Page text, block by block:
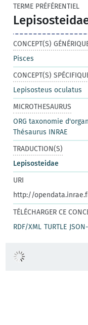
TERME PRÉFÉRENTIEL
CONCEPT(S)
Pisces
CONCEPT(S)
Lepisosteus oculatus
MICROTHESAURUS
ORG taxonomie
Thésaurus INRAE
TRADUCTION(S)
Lepisosteidae
URI
http://
TÉLÉCHARGER CE
RDF/XML TURTLE